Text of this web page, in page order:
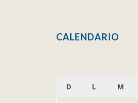
CALENDARIO
D L M